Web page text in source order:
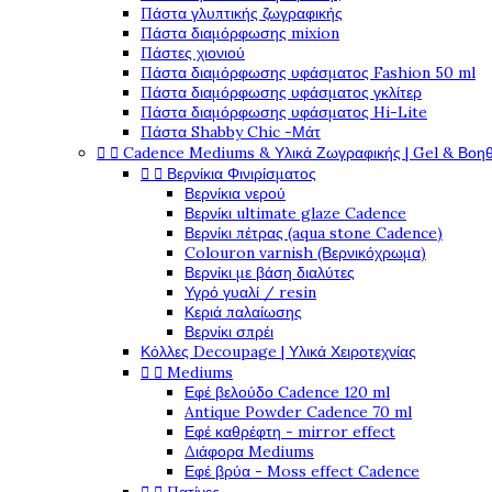
Πάστα γλυπτικής ζωγραφικής
Πάστα διαμόρφωσης mixion
Πάστες χιονιού
Πάστα διαμόρφωσης υφάσματος Fashion 50 ml
Πάστα διαμόρφωσης υφάσματος γκλίτερ
Πάστα διαμόρφωσης υφάσματος Hi-Lite
Πάστα Shabby Chic -Μάτ
  Cadence Mediums & Υλικά Ζωγραφικής | Gel &
  Βερνίκια Φινιρίσματος
Βερνίκια νερού
Βερνίκι ultimate glaze Cadence
Βερνίκι πέτρας (aqua stone Cadence)
Colouron varnish (Βερνικόχρωμα)
Βερνίκι με βάση διαλύτες
Υγρό γυαλί / resin
Κεριά παλαίωσης
Βερνίκι σπρέι
Κόλλες Decoupage | Υλικά Χειροτεχνίας
  Mediums
Εφέ βελούδο Cadence 120 ml
Antique Powder Cadence 70 ml
Εφέ καθρέφτη - mirror effect
Διάφορα Mediums
Εφέ βρύα - Moss effect Cadence